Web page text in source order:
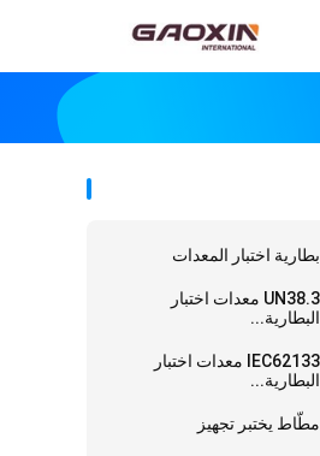
بطارية اختبار المعدات
UN38.3 معدات اختبار
البطارية...
IEC62133 معدات اختبار
البطارية...
مطّاط يختبر تجهيز